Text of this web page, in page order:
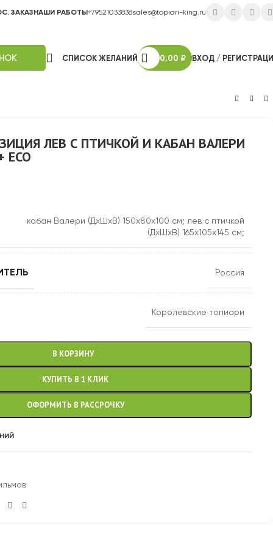
ЗАКАЗНАШИ РАБОТЫ+79521033838sales@topiari-king.ru
СПИСОК ЖЕЛАНИЙ 0,00 ₽ ВХОД /
ЛЕВ С ПТИЧКОЙ И КАБАН ВАЛЕРИ
ECO
кабан Валери (ДхШхВ) 150х80х100 см; лев с птичкой
(ДхШхВ) 165х105х145 см;
Россия
Королевские топиари
В КОРЗИНУ
КУПИТЬ В 1 КЛИК
ОФОРМИТЬ В РАССРОЧКУ